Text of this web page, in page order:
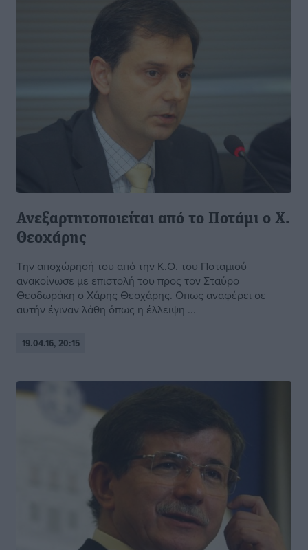
Ανεξαρτητοποιείται από το Ποτάμι ο Χ.
Θεοχάρης
Την αποχώρησή του από την Κ.Ο. του Ποταμιού
ανακοίνωσε με επιστολή του προς τον Σταύρο
Θεοδωράκη ο Χάρης Θεοχάρης. Οπως αναφέρει σε
αυτήν έγιναν λάθη όπως η έλλειψη ...
19.04.16, 20:15